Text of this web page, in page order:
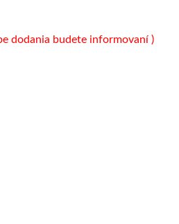
dodania budete informovaní )